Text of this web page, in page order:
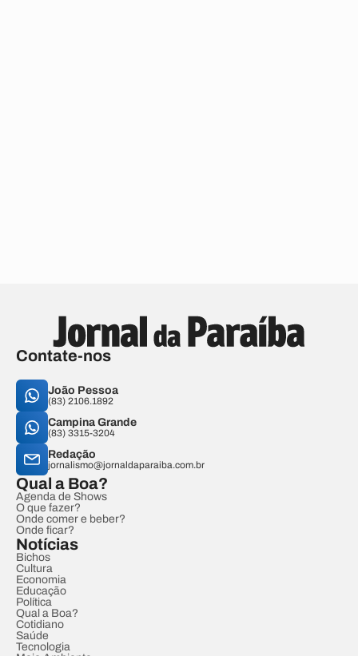
Contate-nos
João Pessoa
(83) 2106.1892
Campina Grande
(83) 3315-3204
Redação
jornalismo@jornaldaparaiba.com.br
Qual a Boa?
Agenda de Shows
O que fazer?
Onde comer e beber?
Onde ficar?
Notícias
Bichos
Cultura
Economia
Educação
Política
Qual a Boa?
Cotidiano
Saúde
Tecnologia